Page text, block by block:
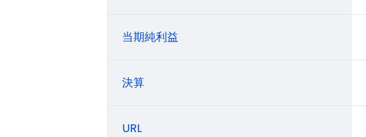
当期純利益
決算
URL